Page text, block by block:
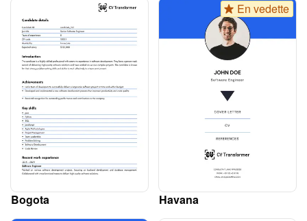
Bogota
En vedette
Havana